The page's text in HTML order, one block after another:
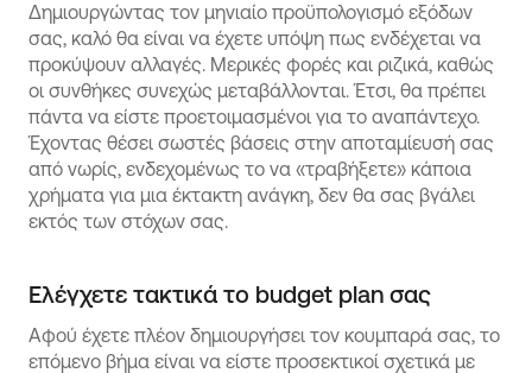
Δημιουργώντας τον μηνιαίο προϋπολογισμό εξόδων
σας, καλό θα είναι να έχετε υπόψη πως ενδέχεται να
προκύψουν αλλαγές. Μερικές φορές και ριζικά, καθώς
οι συνθήκες συνεχώς μεταβάλλονται. Έτσι, θα πρέπει
πάντα να είστε προετοιμασμένοι για το αναπάντεχο.
Έχοντας θέσει σωστές βάσεις στην αποταμίευσή σας
από νωρίς, ενδεχομένως το να «τραβήξετε» κάποια
χρήματα για μια έκτακτη ανάγκη, δεν θα σας βγάλει
εκτός των στόχων σας.
Ελέγχετε τακτικά το budget plan σας
Αφού έχετε πλέον δημιουργήσει τον κουμπαρά σας, το
επόμενο βήμα είναι να είστε προσεκτικοί σχετικά με